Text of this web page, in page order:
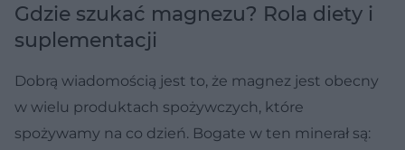
Gdzie szukać magnezu? Rola diety i
suplementacji
Dobrą wiadomością jest to, że magnez jest obecny
w wielu produktach spożywczych, które
spożywamy na co dzień. Bogate w ten minerał są: